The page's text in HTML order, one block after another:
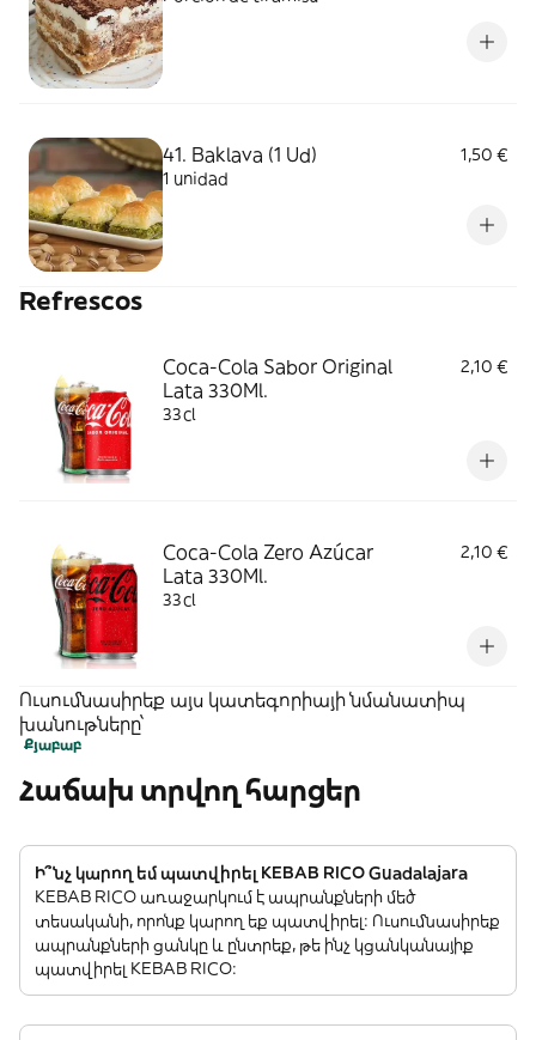
41. Baklava (1 Ud)
1,50 €
1 unidad
Refrescos
Coca-Cola Sabor Original
Lata 330Ml.
2,10 €
33cl
Coca-Cola Zero Azúcar
Lata 330Ml.
2,10 €
33cl
Ուսումնասիրեք այս կատեգորիայի նմանատիպ
խանութները՝
Քյաբաբ
Հաճախ տրվող հարցեր
Ի՞նչ կարող եմ պատվիրել KEBAB RICO Guadalajara
KEBAB RICO առաջարկում է ապրանքների մեծ
տեսականի, որոնք կարող եք պատվիրել: Ուսումնասիրեք
ապրանքների ցանկը և ընտրեք, թե ինչ կցանկանայիք
պատվիրել KEBAB RICO: